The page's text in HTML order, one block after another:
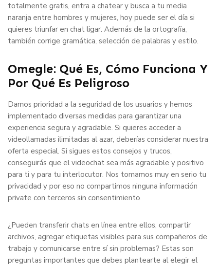
totalmente gratis, entra a chatear y busca a tu media
naranja entre hombres y mujeres, hoy puede ser el día si
quieres triunfar en chat ligar. Además de la ortografía,
también corrige gramática, selección de palabras y estilo.
Omegle: Qué Es, Cómo Funciona Y
Por Qué Es Peligroso
Damos prioridad a la seguridad de los usuarios y hemos
implementado diversas medidas para garantizar una
experiencia segura y agradable. Si quieres acceder a
videollamadas ilimitadas al azar, deberías considerar nuestra
oferta especial. Si sigues estos consejos y trucos,
conseguirás que el videochat sea más agradable y positivo
para ti y para tu interlocutor. Nos tomamos muy en serio tu
privacidad y por eso no compartimos ninguna información
private con terceros sin consentimiento.
¿Pueden transferir chats en línea entre ellos, compartir
archivos, agregar etiquetas visibles para sus compañeros de
trabajo y comunicarse entre sí sin problemas? Estas son
preguntas importantes que debes plantearte al elegir el